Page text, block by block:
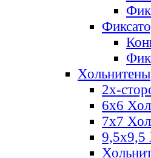
Хольнитены
2х-
6х6
7х7
9,5х9,5